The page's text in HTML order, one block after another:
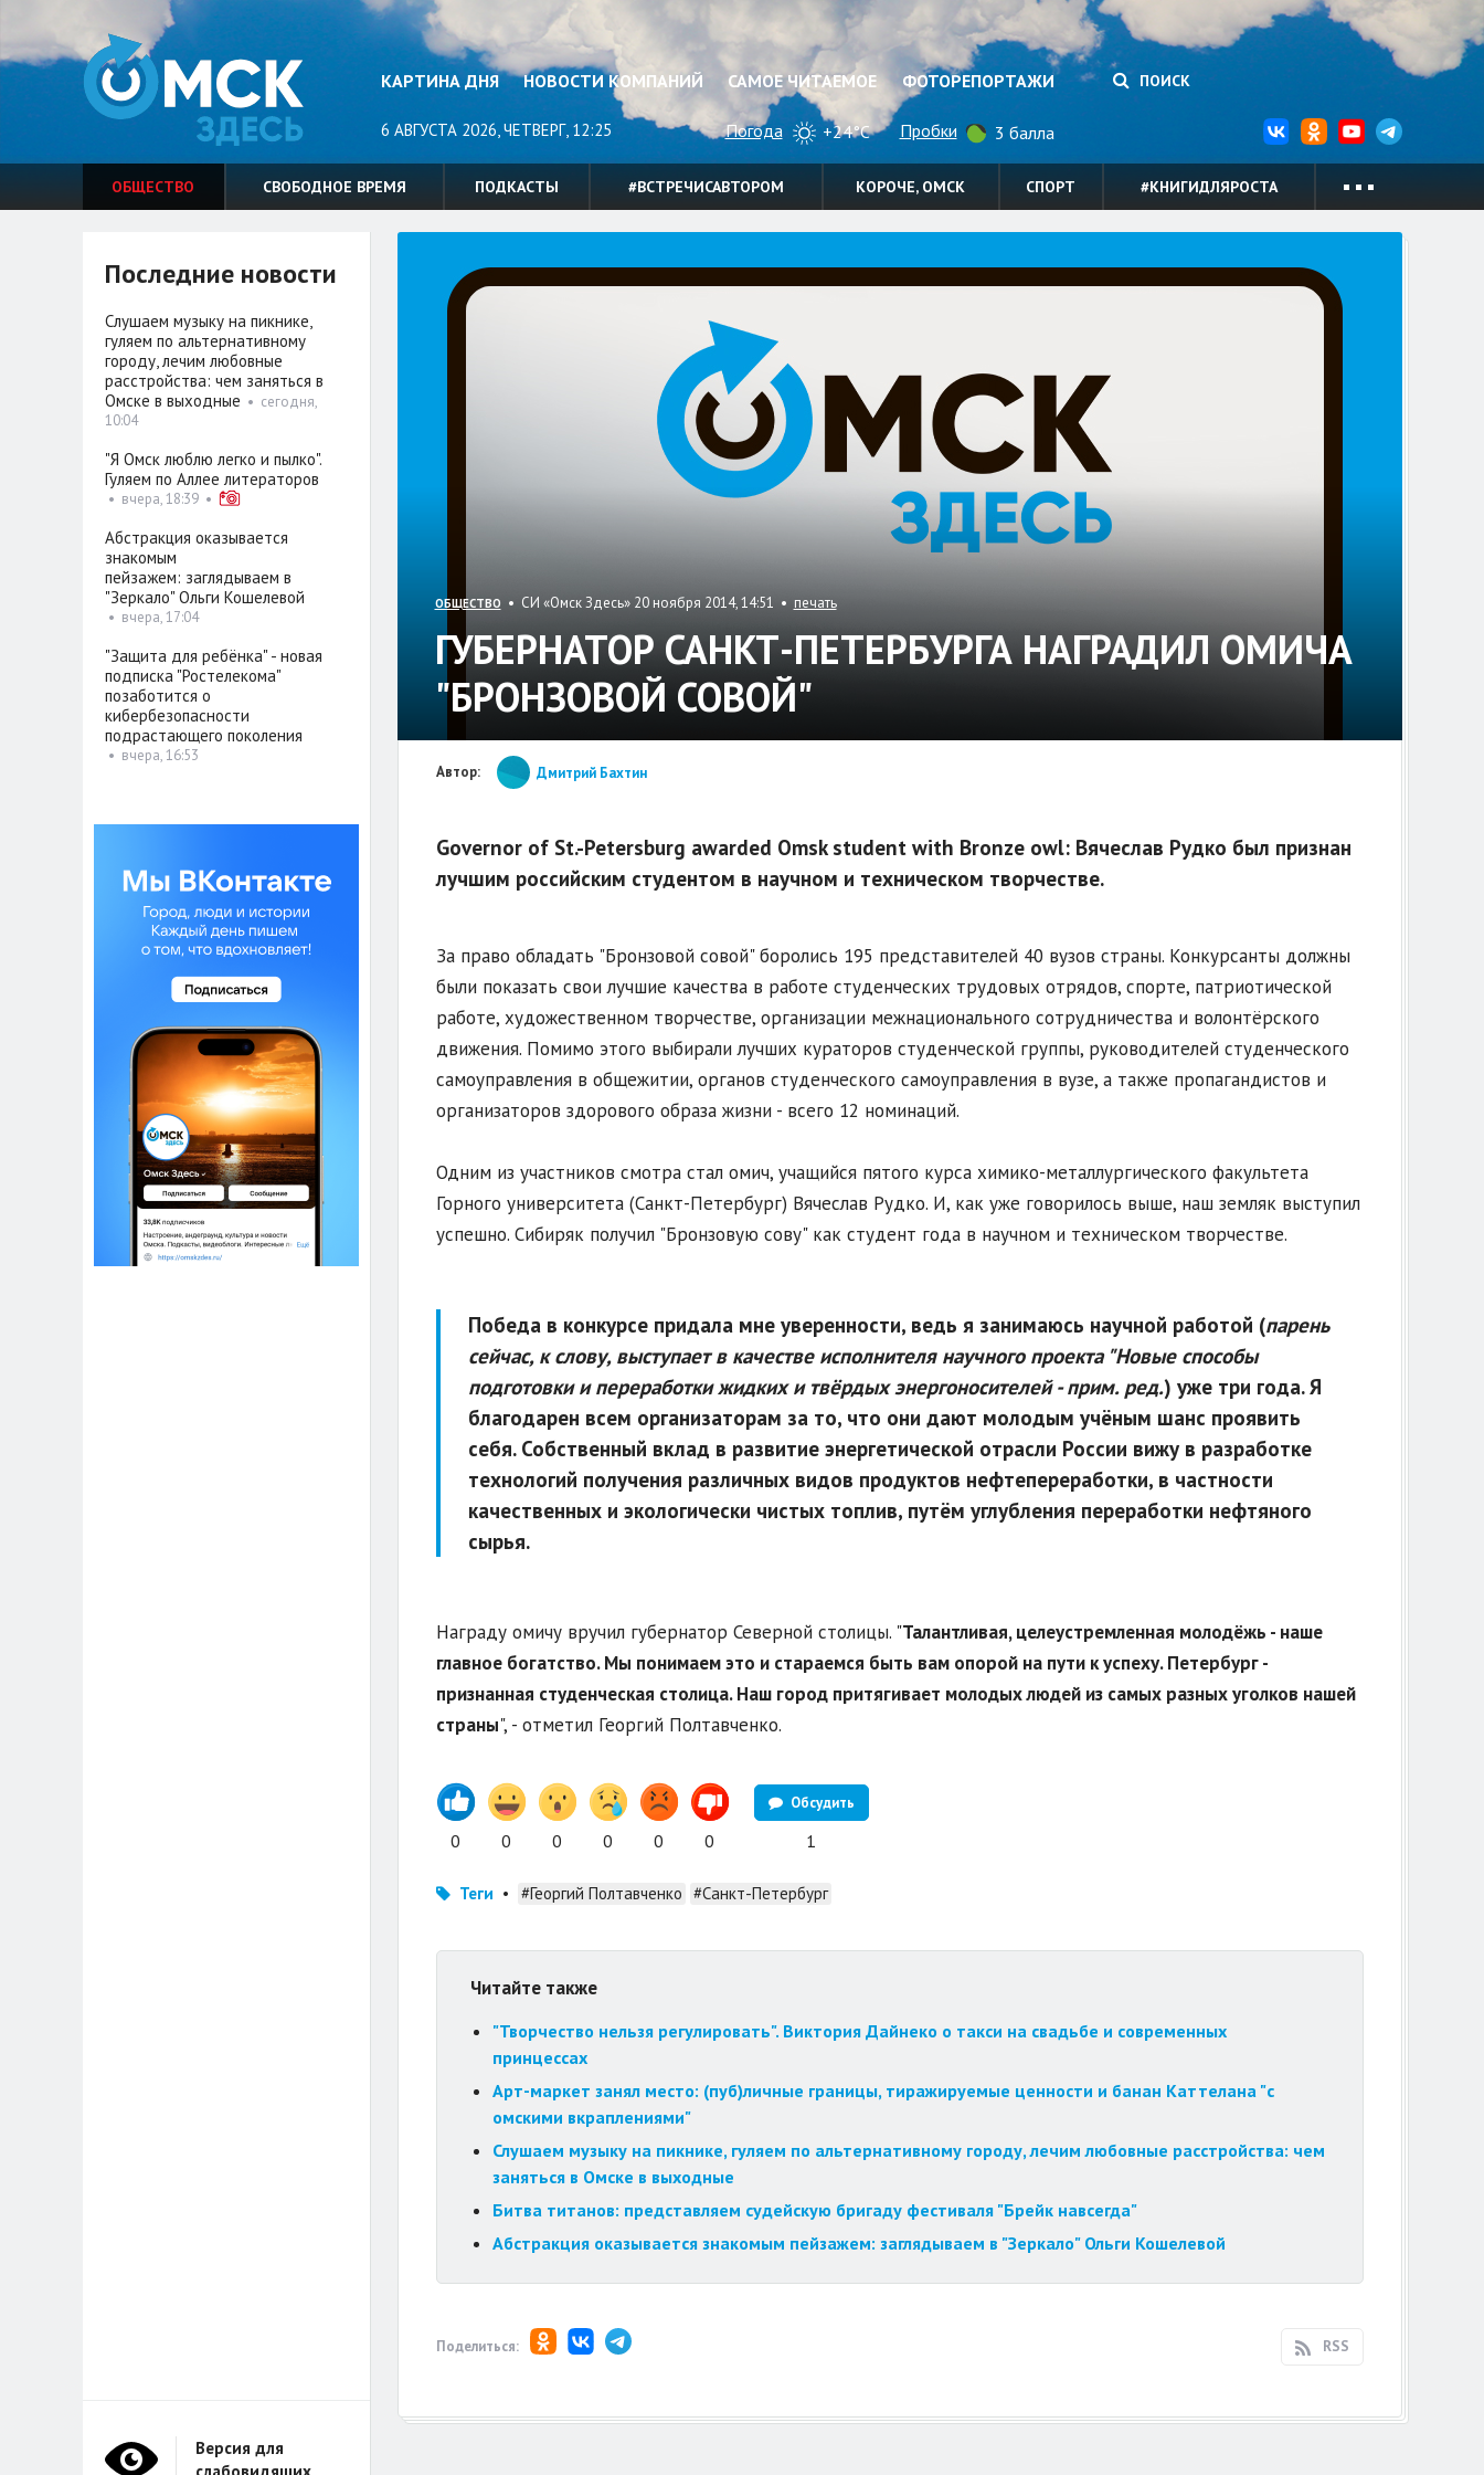
КАРТИНА ДНЯ НОВОСТИ КОМПАНИЙ САМОЕ ЧИТАЕМОЕ ФОТОРЕПОРТАЖИ ПОИСК
6 АВГУСТА 2026, ЧЕТВЕРГ, 12:25 Погода +24°C Пробки 3 балла
ОБЩЕСТВО СВОБОДНОЕ ВРЕМЯ ПОДКАСТЫ #ВСТРЕЧИСАВТОРОМ КОРОЧЕ, ОМСК СПОРТ #КНИГИДЛЯРОСТА
ОБЩЕСТВО • СИ «Омск Здесь» 20 ноября 2014, 14:51 • печать
ГУБЕРНАТОР САНКТ-ПЕТЕРБУРГА НАГРАДИЛ ОМИЧА
"БРОНЗОВОЙ СОВОЙ"
Автор: Дмитрий Бахтин
Governor of St.-Petersburg awarded Omsk student with Bronze owl: Вячеслав Рудко был признан
лучшим российским студентом в научном и техническом творчестве.
За право обладать "Бронзовой совой" боролись 195 представителей 40 вузов страны. Конкурсанты должны
были показать свои лучшие качества в работе студенческих трудовых отрядов, спорте, патриотической
работе, художественном творчестве, организации межнационального сотрудничества и волонтёрского
движения. Помимо этого выбирали лучших кураторов студенческой группы, руководителей студенческого
самоуправления в общежитии, органов студенческого самоуправления в вузе, а также пропагандистов и
организаторов здорового образа жизни - всего 12 номинаций.
Одним из участников смотра стал омич, учащийся пятого курса химико-металлургического факультета
Горного университета (Санкт-Петербург) Вячеслав Рудко. И, как уже говорилось выше, наш земляк выступил
успешно. Сибиряк получил "Бронзовую сову" как студент года в научном и техническом творчестве.
Победа в конкурсе придала мне уверенности, ведь я занимаюсь научной работой (парень
сейчас, к слову, выступает в качестве исполнителя научного проекта "Новые способы
подготовки и переработки жидких и твёрдых энергоносителей - прим. ред.) уже три года. Я
благодарен всем организаторам за то, что они дают молодым учёным шанс проявить
себя. Собственный вклад в развитие энергетической отрасли России вижу в разработке
технологий получения различных видов продуктов нефтепереработки, в частности
качественных и экологически чистых топлив, путём углубления переработки нефтяного
сырья.
Награду омичу вручил губернатор Северной столицы. "Талантливая, целеустремленная молодёжь - наше
главное богатство. Мы понимаем это и стараемся быть вам опорой на пути к успеху. Петербург -
признанная студенческая столица. Наш город притягивает молодых людей из самых разных уголков нашей
страны", - отметил Георгий Полтавченко.
0 0 0 0 0 0
Обсудить
1
Теги • #Георгий Полтавченко #Санкт-Петербург
Читайте также
"Творчество нельзя регулировать". Виктория Дайнеко о такси на свадьбе и современных
принцессах
Арт-маркет занял место: (пуб)личные границы, тиражируемые ценности и банан Каттелана "с
омскими вкраплениями"
Слушаем музыку на пикнике, гуляем по альтернативному городу, лечим любовные расстройства: чем
заняться в Омске в выходные
Битва титанов: представляем судейскую бригаду фестиваля "Брейк навсегда"
Абстракция оказывается знакомым пейзажем: заглядываем в "Зеркало" Ольги Кошелевой
Поделиться: RSS
Последние новости
Слушаем музыку на пикнике,
гуляем по альтернативному
городу, лечим любовные
расстройства: чем заняться в
Омске в выходные • сегодня,
10:04
"Я Омск люблю легко и пылко".
Гуляем по Аллее литераторов
• вчера, 18:39•
Абстракция оказывается
знакомым
пейзажем: заглядываем в
"Зеркало" Ольги Кошелевой
• вчера, 17:04
"Защита для ребёнка" - новая
подписка "Ростелекома"
позаботится о
кибербезопасности
подрастающего поколения
• вчера, 16:53
Версия для